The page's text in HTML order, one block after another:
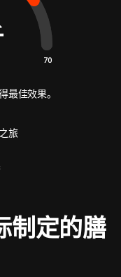
70
最佳效果。
旅
制定的膳